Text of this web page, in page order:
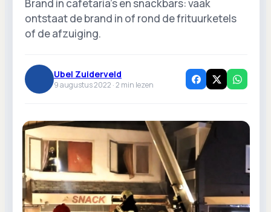
Brand in cafetaria's en snackbars: vaak
ontstaat de brand in of rond de frituurketels
of de afzuiging.
Ubel Zuiderveld
9 augustus 2022 ·2 min lezen